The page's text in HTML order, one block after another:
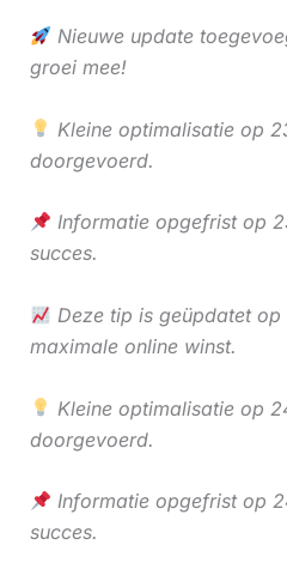
Nieuwe update
groei mee!
Kleine optimalisatie op
doorgevoerd.
Informatie opgefrist op
succes.
Deze tip is geüpdatet
maximale online winst.
Kleine optimalisatie op
doorgevoerd.
Informatie opgefrist op
succes.